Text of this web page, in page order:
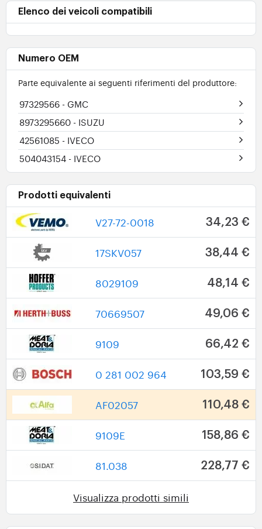
Elenco dei veicoli compatibili
Numero OEM
Parte equivalente ai seguenti riferimenti del produttore:
97329566 - GMC
8973295660 - ISUZU
42561085 - IVECO
504043154 - IVECO
Prodotti equivalenti
V27-72-0018 34,23 €
17SKV057 38,44 €
8029109 48,14 €
70669507 49,06 €
9109 66,42 €
0 281 002 964 103,59 €
AF02057 110,48 €
9109E 158,86 €
81.038 228,77 €
Visualizza prodotti simili